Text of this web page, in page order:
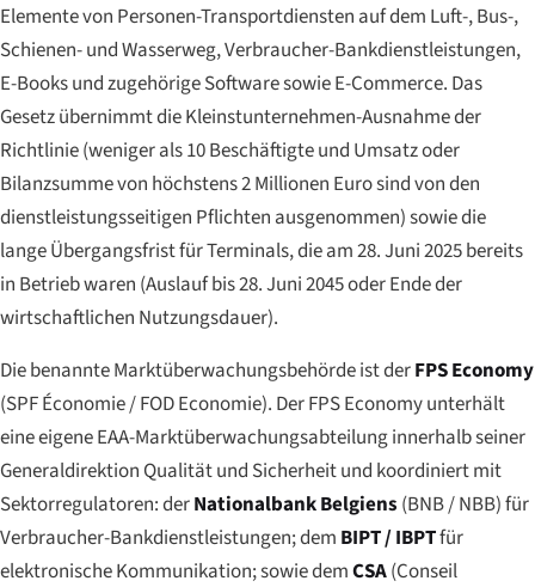
Elemente von Personen-Transportdiensten auf dem Luft-, Bus-,
Schienen- und Wasserweg, Verbraucher-Bankdienstleistungen,
E-Books und zugehörige Software sowie E-Commerce. Das
Gesetz übernimmt die Kleinstunternehmen-Ausnahme der
Richtlinie (weniger als 10 Beschäftigte und Umsatz oder
Bilanzsumme von höchstens 2 Millionen Euro sind von den
dienstleistungsseitigen Pflichten ausgenommen) sowie die
lange Übergangsfrist für Terminals, die am 28. Juni 2025 bereits
in Betrieb waren (Auslauf bis 28. Juni 2045 oder Ende der
wirtschaftlichen Nutzungsdauer).
Die benannte Marktüberwachungsbehörde ist derFPS Economy
(SPF Économie/FOD Economie). Der FPS Economy unterhält
eine eigene EAA-Marktüberwachungsabteilung innerhalb seiner
Generaldirektion Qualität und Sicherheit und koordiniert mit
Sektorregulatoren: derNationalbank Belgiens (BNB / NBB) für
Verbraucher-Bankdienstleistungen; dem BIPT / IBPTfür
elektronische Kommunikation; sowie demCSA(Conseil